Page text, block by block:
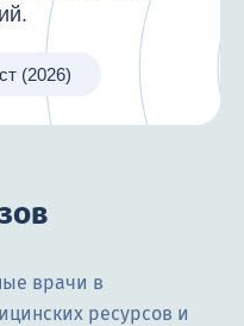
(2026)
врачи в
ресурсов и